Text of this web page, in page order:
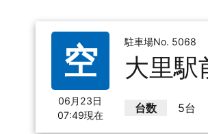
空
06月23日
07:49現在
駐車場No. 5068
大里駅
台数 5台